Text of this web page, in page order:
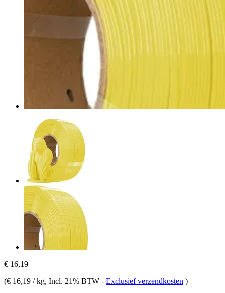
€ 16,19
(€ 16,19 / kg, Incl. 21% BTW - Exclusief verzendkosten )